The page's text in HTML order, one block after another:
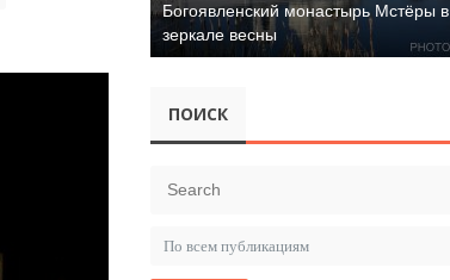
Богоявленский монастырь Мстёры в
зеркале весны
ПОИСК